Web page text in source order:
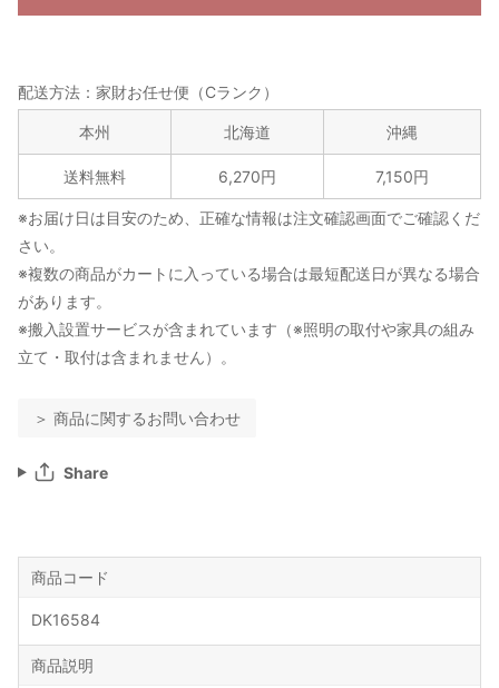
配送方法：家財お任せ便（Cランク）
本州 北海道 沖縄
送料無料 6,270円 7,150円
※お届け日は目安のため、正確な情報は注文確認画面でご確認くだ
さい。
※複数の商品がカートに入っている場合は最短配送日が異なる場合
があります。
※搬入設置サービスが含まれています（※照明の取付や家具の組み
立て・取付は含まれません）。
＞ 商品に関するお問い合わせ
Share
商品コード
DK16584
商品説明